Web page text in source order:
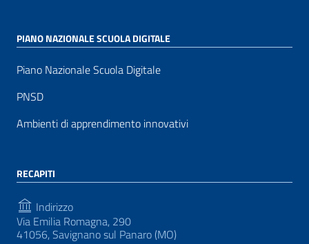
PIANO NAZIONALE SCUOLA DIGITALE
Piano Nazionale Scuola Digitale
PNSD
Ambienti di apprendimento innovativi
RECAPITI
Indirizzo
Via Emilia Romagna, 290
41056, Savignano sul Panaro (MO)